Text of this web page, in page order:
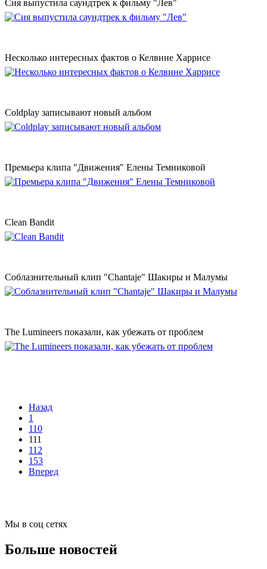
Сия выпустила саундтрек к фильму "Лев"
Несколько интересных фактов о Келвине Харрисе
Coldplay записывают новый альбом
Премьера клипа "Движения" Елены Темниковой
Clean Bandit
Соблазнительный клип "Chantaje" Шакиры и Малумы
The Lumineers показали, как убежать от проблем
Назад
1
110
111
112
153
Вперед
Мы в соц сетях
Больше новостей